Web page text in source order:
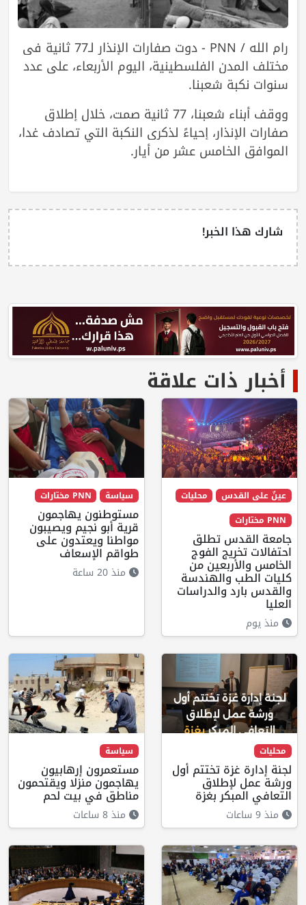
رام الله / PNN - دوت صفارات الإنذار لـ77 ثانية في
مختلف المدن الفلسطينية، اليوم الأربعاء، على عدد
سنوات نكبة شعبنا.
ووقف أبناء شعبنا، 77 ثانية صمت، خلال إطلاق
صفارات الإنذار، إحياءً لذكرى النكبة التي تصادف غدا،
الموافق الخامس عشر من أيار.
شارك هذا الخبر!
أخبار ذات علاقة
عينٌ على القدس
محليات
PNN مختارات
جامعة القدس تطلق
احتفالات تخريج الفوج
الخامس والأربعين من
كليات الطب والهندسة
والقدس بارد والدراسات
العليا
منذ يوم
سياسة PNN مختارات
مستوطنون يهاجمون
قرية أبو نجيم ويصيبون
مواطنا ويعتدون على
طواقم الإسعاف
منذ 20 ساعة
محليات
لجنة إدارة غزة تختتم أول
ورشة عمل لإطلاق
التعافي المبكر بغزة
منذ 9 ساعات
سياسة
مستعمرون إرهابيون
يهاجمون منزلا ويقتحمون
مناطق في بيت لحم
منذ 8 ساعات